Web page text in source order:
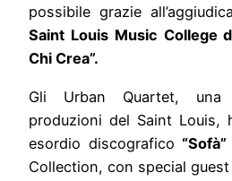
possibile grazie
Saint Louis Music College
Chi Crea”.
Gli Urban Quartet,
produzioni del Saint Louis,
esordio discografico “Sofà”
Collection, con special guest